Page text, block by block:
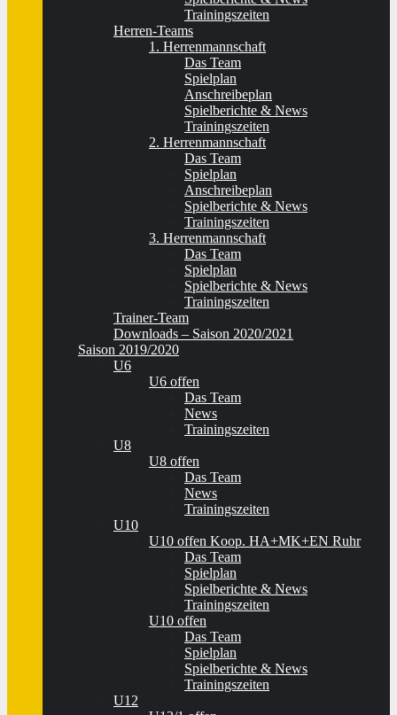
Trainingszeiten
Herren-Teams
1. Herrenmannschaft
Das Team
Spielplan
Anschreibeplan
Spielberichte & News
Trainingszeiten
2. Herrenmannschaft
Das Team
Spielplan
Anschreibeplan
Spielberichte & News
Trainingszeiten
3. Herrenmannschaft
Das Team
Spielplan
Spielberichte & News
Trainingszeiten
Trainer-Team
Downloads – Saison 2020/2021
Saison 2019/2020
U6
U6 offen
Das Team
News
Trainingszeiten
U8
U8 offen
Das Team
News
Trainingszeiten
U10
U10 offen Koop. HA+MK+EN Ruhr
Das Team
Spielplan
Spielberichte & News
Trainingszeiten
U10 offen
Das Team
Spielplan
Spielberichte & News
Trainingszeiten
U12